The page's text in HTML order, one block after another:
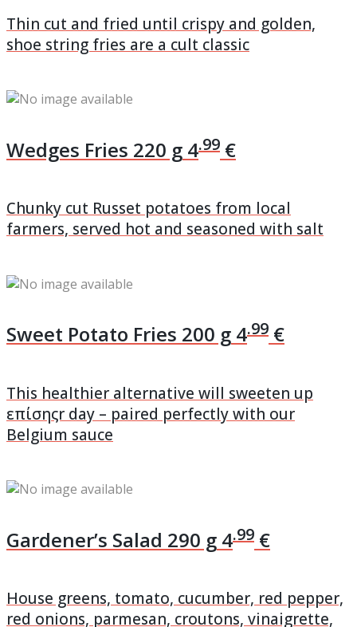
Thin cut and fried until crispy and golden,
shoe string fries are a cult classic
Wedges Fries 220 g 4.99 €
Chunky cut Russet potatoes from local
farmers, served hot and seasoned with salt
Sweet Potato Fries 200 g 4.99 €
This healthier alternative will sweeten up
επίσηςr day – paired perfectly with our
Belgium sauce
Gardener’s Salad 290 g 4.99 €
House greens, tomato, cucumber, red pepper,
red onions, parmesan, croutons, vinaigrette,